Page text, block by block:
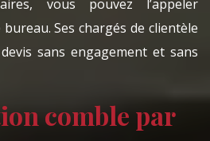
vous pouvez l’appeler
Ses chargés de clientèle
sans engagement et sans
comble par